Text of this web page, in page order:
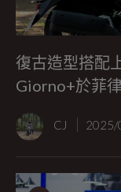
復古造型搭配
Giorno+於菲
CJ 2025/